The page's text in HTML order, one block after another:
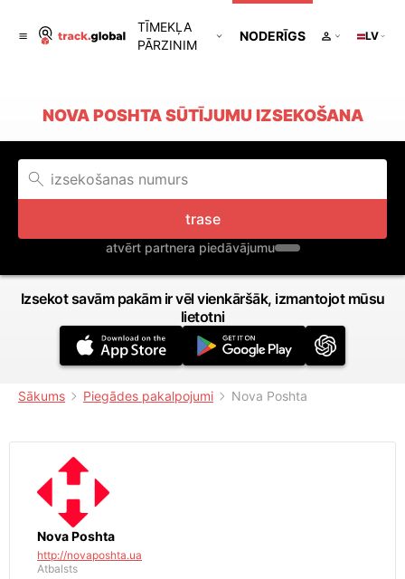
TĪMEKĻA
PĀRZINIM
NODERĪGS LV
NOVA POSHTA SŪTĪJUMU IZSEKOŠANA
trase
atvērt partnera piedāvājumu
Izsekot savām pakām ir vēl vienkāršāk, izmantojot mūsu
lietotni
Sākums Piegādes pakalpojumi Nova Poshta
Nova Poshta
http://novaposhta.ua
Atbalsts